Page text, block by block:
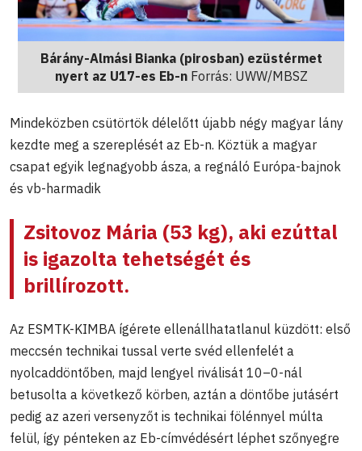
Bárány-Almási Bianka (pirosban) ezüstérmet
nyert az U17-es Eb-nForrás: UWW/MBSZ
Mindeközben csütörtök délelőtt újabb négy magyar lány
kezdte meg a szereplését az Eb-n. Köztük a magyar
csapat egyik legnagyobb ásza, a regnáló Európa-bajnok
és vb-harmadik
Zsitovoz Mária (53 kg), aki ezúttal
is igazolta tehetségét és
brillírozott.
Az ESMTK-KIMBA ígérete ellenállhatatlanul küzdött: első
meccsén technikai tussal verte svéd ellenfelét a
nyolcaddöntőben, majd lengyel riválisát 10–0-nál
betusolta a következő körben, aztán a döntőbe jutásért
pedig az azeri versenyzőt is technikai fölénnyel múlta
felül, így pénteken az Eb-címvédésért léphet szőnyegre